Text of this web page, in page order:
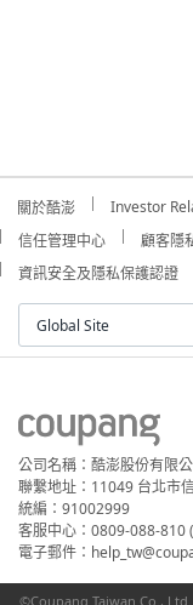
關於酷澎 Investor
信任管理中心
顧客隱
資訊安全及隱私保護認證
Global Site
公司名稱：酷澎股份有限
聯繫地址：11049 台北市
統編：91002999
客服中心：0809-088-810
電子郵件：
©Coupang Taiwan Co., Ltd.